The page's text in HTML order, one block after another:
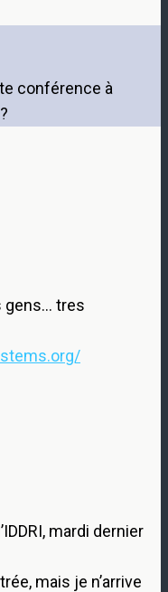
conférence à
gens… tres
mardi dernier
mais je n’arrive